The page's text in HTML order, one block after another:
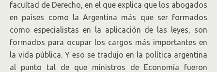
facultad de Derecho, en el que explica que los abogados
en países como la Argentina más que ser formados
como especialistas en la aplicación de las leyes, son
formados para ocupar los cargos más importantes en
la vida pública. Y eso se tradujo en la política argentina
al punto tal de que ministros de Economía fueron